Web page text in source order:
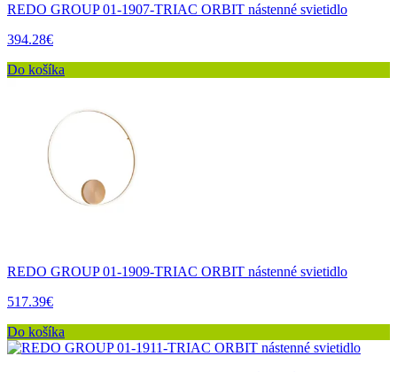
REDO GROUP 01-1907-TRIAC ORBIT nástenné svietidlo
394.28€
Do košíka
REDO GROUP 01-1909-TRIAC ORBIT nástenné svietidlo
517.39€
Do košíka